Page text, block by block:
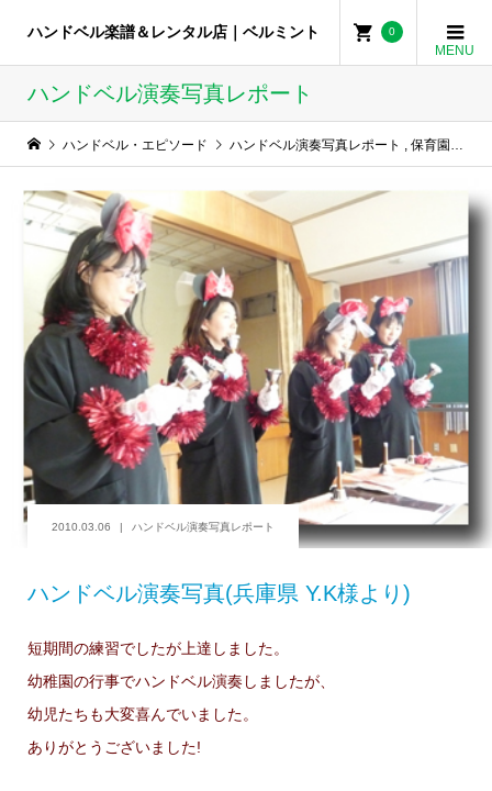
ハンドベル楽譜＆レンタル店｜ベルミント 0
ハンドベル演奏写真レポート
ハンドベル・エピソード ハンドベル演奏写真レポート , 保育園・幼稚園でハンドベル
2010.03.06 ハンドベル演奏写真レポート
ハンドベル演奏写真(兵庫県 Y.K様より)
短期間の練習でしたが上達しました。
幼稚園の行事でハンドベル演奏しましたが、
幼児たちも大変喜んでいました。
ありがとうございました!